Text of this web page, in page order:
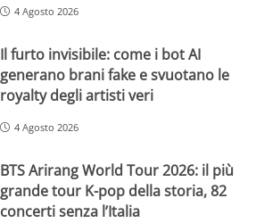
4 Agosto 2026
Il furto invisibile: come i bot AI
generano brani fake e svuotano le
royalty degli artisti veri
4 Agosto 2026
BTS Arirang World Tour 2026: il più
grande tour K-pop della storia, 82
concerti senza l’Italia